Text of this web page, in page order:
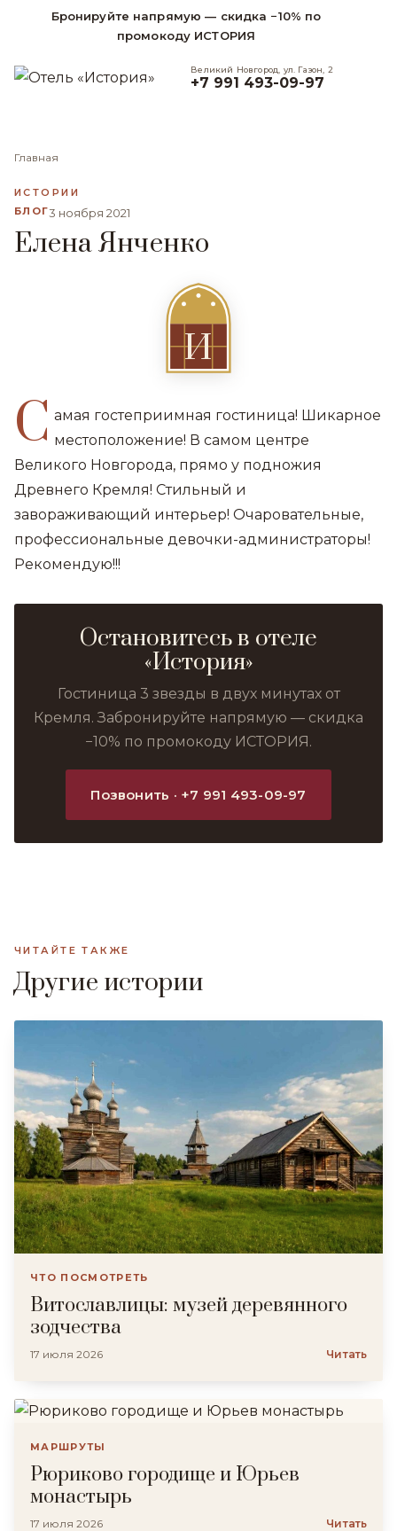
Бронируйте напрямую — скидка −10% по
промокоду ИСТОРИЯ
Великий Новгород, ул. Газон, 2
+7 991 493-09-97
Главная
ИСТОРИИ
БЛОГ3 ноября 2021
Елена Янченко
И
С амая гостеприимная гостиница! Шикарное
местоположение! В самом центре
Великого Новгорода, прямо у подножия
Древнего Кремля! Стильный и
завораживающий интерьер! Очаровательные,
профессиональные девочки-администраторы!
Рекомендую!!!
Остановитесь в отеле
«История»
Гостиница 3 звезды в двух минутах от
Кремля. Забронируйте напрямую — скидка
−10% по промокоду ИСТОРИЯ.
Позвонить · +7 991 493-09-97
ЧИТАЙТЕ ТАКЖЕ
Другие истории
ЧТО ПОСМОТРЕТЬ
Витославлицы: музей деревянного
зодчества
17 июля 2026 Читать
МАРШРУТЫ
Рюриково городище и Юрьев
монастырь
17 июля 2026 Читать